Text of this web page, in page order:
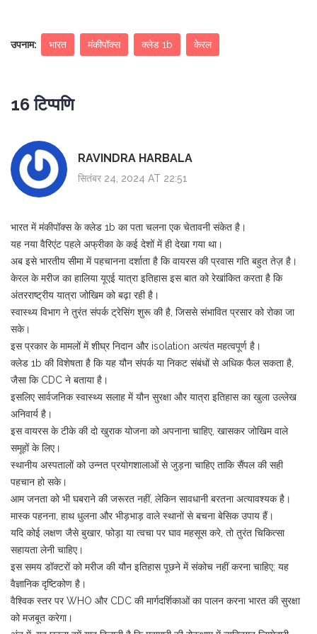
उपनाम: भारत मंकीपॉक्स क्लेड 1b केरल
16 टिप्पणि
RAVINDRA HARBALA
सितंबर 24, 2024 AT 22:51
भारत में मंकीपॉक्स के क्लेड 1b का पता चलना एक चेतावनी संकेत है।
यह नया वैरिएंट पहले अफ्रीका के कई देशों में ही देखा गया था।
अब इसे भारतीय सीमा में पहचानना दर्शाता है कि वायरस की प्रवास गति बहुत तेज़ है।
केरल के मरीज का हालिया यूएई यात्रा इतिहास इस बात को रेखांकित करता है कि
अंतरराष्ट्रीय यात्रा जोखिम को बढ़ा रही है।
स्वास्थ्य विभाग ने तुरंत संपर्क ट्रेसिंग शुरू की है, जिससे संभावित प्रसार को रोका जा
सके।
इस प्रकार के मामलों में शीघ्र निदान और isolation अत्यंत महत्वपूर्ण है।
क्लेड 1b की विशेषता है कि यह यौन संपर्क या निकट संबंधों से अधिक फैल सकता है,
जैसा कि CDC ने बताया है।
इसलिए सार्वजनिक स्वास्थ्य सलाह में यौन सुरक्षा और यात्रा इतिहास का खुला उल्लेख
अनिवार्य है।
इस वायरस के टीके की दो खुराक योजना को अपनाना चाहिए, खासकर जोखिम वाले
समूहों के लिए।
स्थानीय अस्पतालों को उन्नत प्रयोगशालाओं से जुड़ना चाहिए ताकि सैंपल की सही
पहचान हो सके।
आम जनता को भी घबराने की जरूरत नहीं, लेकिन सावधानी बरतना अत्यावश्यक है।
मास्क पहनना, हाथ धुलना और भीड़भाड़ वाले स्थानों से बचना बेसिक उपाय हैं।
यदि कोई लक्षण जैसे बुखार, फोड़ा या त्वचा पर घाव महसूस करे, तो तुरंत चिकित्सा
सहायता लेनी चाहिए।
इस समय डॉक्टरों को मरीज की यौन इतिहास पूछने में संकोच नहीं करना चाहिए; यह
वैज्ञानिक दृष्टिकोण है।
वैश्विक स्तर पर WHO और CDC की मार्गदर्शिकाओं का पालन करना भारत की सुरक्षा
को मजबूत करेगा।